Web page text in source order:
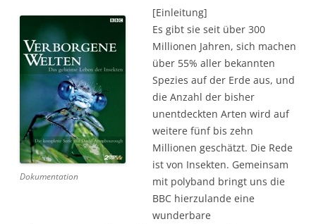
Dokumentation
[Einleitung]
Es gibt sie seit über 300
Millionen Jahren, sich machen
über 55% aller bekannten
Spezies auf der Erde aus, und
die Anzahl der bisher
unentdeckten Arten wird auf
weitere fünf bis zehn
Millionen geschätzt. Die Rede
ist von Insekten. Gemeinsam
mit polyband bringt uns die
BBC hierzulande eine
wunderbare